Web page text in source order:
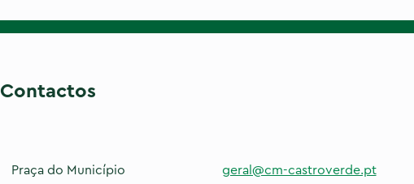
Contactos
Praça do Município
geral@cm-castroverde.pt